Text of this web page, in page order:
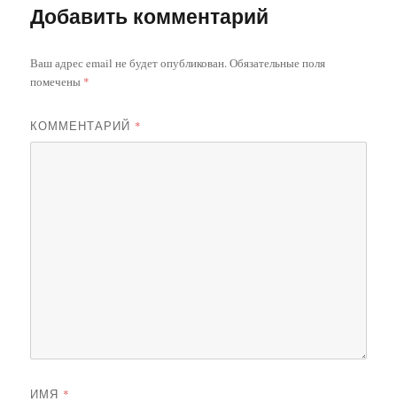
Добавить комментарий
Ваш адрес email не будет опубликован.Обязательные поля
помечены *
КОММЕНТАРИЙ *
ИМЯ *